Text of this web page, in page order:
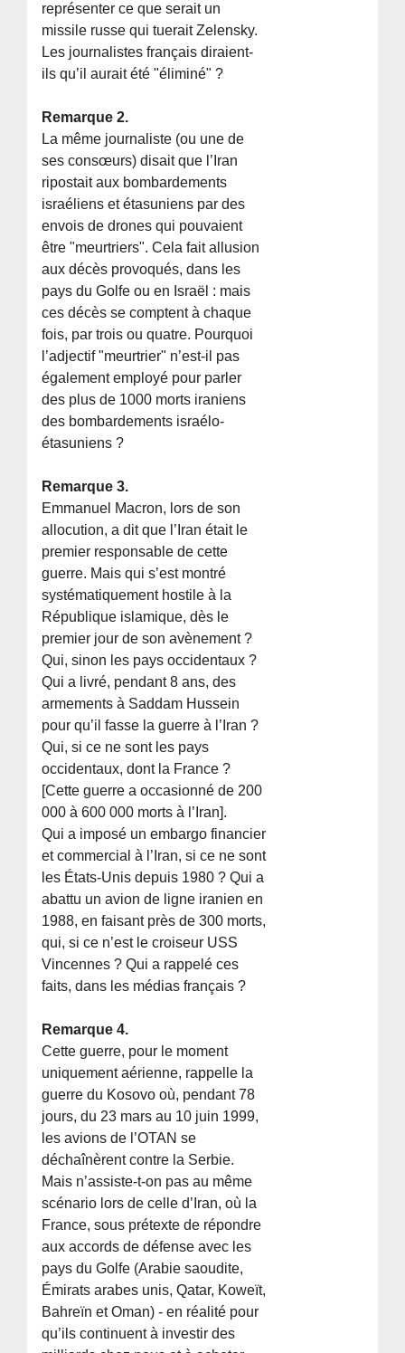
représenter ce que serait un
missile russe qui tuerait Zelensky.
Les journalistes français diraient-
ils qu’il aurait été "éliminé" ?
Remarque 2.
La même journaliste (ou une de
ses consœurs) disait que l’Iran
ripostait aux bombardements
israéliens et étasuniens par des
envois de drones qui pouvaient
être "meurtriers". Cela fait allusion
aux décès provoqués, dans les
pays du Golfe ou en Israël : mais
ces décès se comptent à chaque
fois, par trois ou quatre. Pourquoi
l’adjectif "meurtrier" n’est-il pas
également employé pour parler
des plus de 1000 morts iraniens
des bombardements israélo-
étasuniens ?
Remarque 3.
Emmanuel Macron, lors de son
allocution, a dit que l’Iran était le
premier responsable de cette
guerre. Mais qui s’est montré
systématiquement hostile à la
République islamique, dès le
premier jour de son avènement ?
Qui, sinon les pays occidentaux ?
Qui a livré, pendant 8 ans, des
armements à Saddam Hussein
pour qu’il fasse la guerre à l’Iran ?
Qui, si ce ne sont les pays
occidentaux, dont la France ?
[Cette guerre a occasionné de 200
000 à 600 000 morts à l’Iran].
Qui a imposé un embargo financier
et commercial à l’Iran, si ce ne sont
les États-Unis depuis 1980 ? Qui a
abattu un avion de ligne iranien en
1988, en faisant près de 300 morts,
qui, si ce n’est le croiseur USS
Vincennes ? Qui a rappelé ces
faits, dans les médias français ?
Remarque 4.
Cette guerre, pour le moment
uniquement aérienne, rappelle la
guerre du Kosovo où, pendant 78
jours, du 23 mars au 10 juin 1999,
les avions de l’OTAN se
déchaînèrent contre la Serbie.
Mais n’assiste-t-on pas au même
scénario lors de celle d’Iran, où la
France, sous prétexte de répondre
aux accords de défense avec les
pays du Golfe (Arabie saoudite,
Émirats arabes unis, Qatar, Koweït,
Bahreïn et Oman) - en réalité pour
qu’ils continuent à investir des